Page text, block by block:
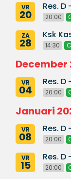
VR
20
Res.
20:00
ZA
28
Ksk
14:30
December
VR
04
Res. D
20:00
Januari
VR
08
Res.
20:00
VR
15
Res.
20:00